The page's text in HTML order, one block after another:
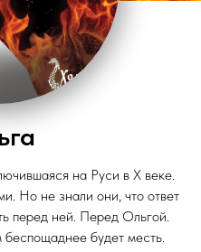
на Руси в Х веке.
Но не знали они, что ответ
перед ней. Перед Ольгой.
будет месть.